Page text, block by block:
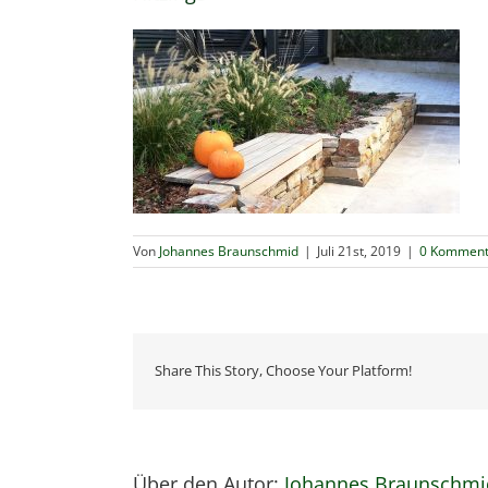
Von Johannes Braunschmid | Juli 21st, 2019 | 0
Share This Story, Choose Your Platform!